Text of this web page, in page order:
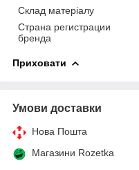
Склад матеріалу
Страна регистрации
бренда
Приховати
Умови доставки
Нова Пошта
Магазини Rozetka